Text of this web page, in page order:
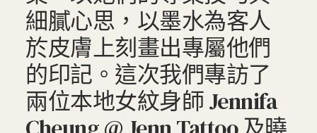
細膩心思，以墨水為客人
於皮膚上刻畫出專屬他們
的印記。這次我們專訪了
兩位本地女紋身師 Jennifa